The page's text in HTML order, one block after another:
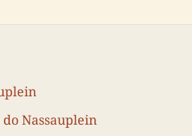
Nassauplein